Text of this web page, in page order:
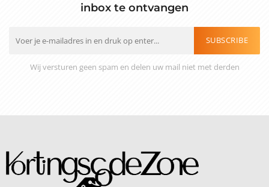
inbox te ontvangen
SUBSCRIBE
Wij versturen geen spam en delen uw mail niet met derden